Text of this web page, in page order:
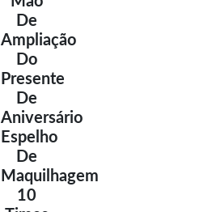
De
Ampliação
Do
Presente
De
Aniversário
Espelho
De
Maquilhagem
10